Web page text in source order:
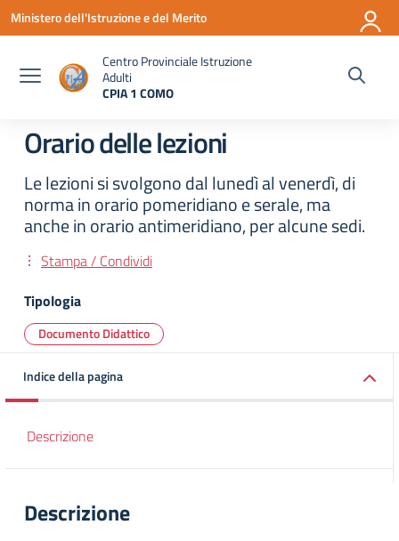
Vai ai contenuti
Vai al menu di navigazione
Vai al footer
Ministero dell'Istruzione e del Merito
Centro Provinciale Istruzione
Adulti
CPIA 1 COMO
Orario delle lezioni
Le lezioni si svolgono dal lunedì al venerdì, di
norma in orario pomeridiano e serale, ma
anche in orario antimeridiano, per alcune sedi.
Stampa / Condividi
Tipologia
Documento Didattico
Indice della pagina
Descrizione
Descrizione